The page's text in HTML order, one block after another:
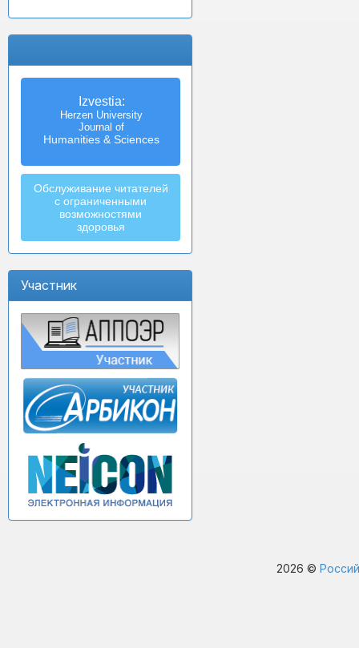
Izvestia:
Herzen University
Journal of
Humanities & Sciences
Обслуживание читателей
с ограниченными
возможностями
здоровья
Участник
2026 ©